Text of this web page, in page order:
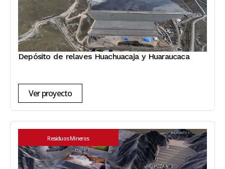
Depósito de relaves Huachuacaja y Huaraucaca
Ver proyecto
Residuos Mineros